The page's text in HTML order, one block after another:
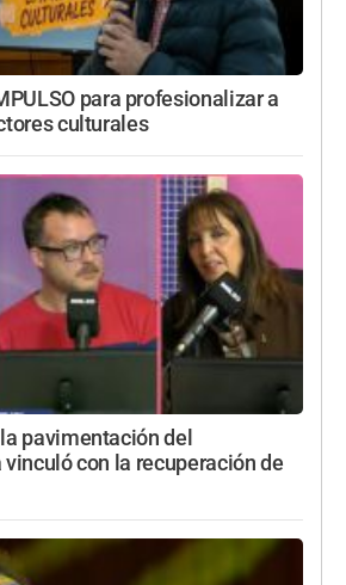
para profesionalizar a
culturales
pavimentación del
con la recuperación de